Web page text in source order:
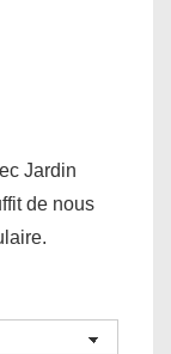
Jardin
de nous